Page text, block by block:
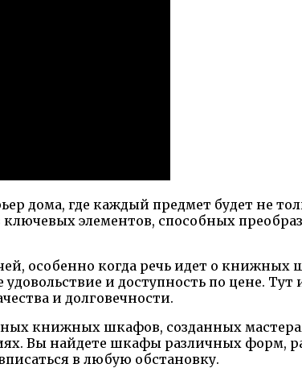
дома, где каждый предмет будет не
элементов, способных
особенно когда речь идет о книжных
и доступность по цене.
и долговечности.
книжных шкафов, созданных
Вы найдете шкафы различных форм,
в любую обстановку.